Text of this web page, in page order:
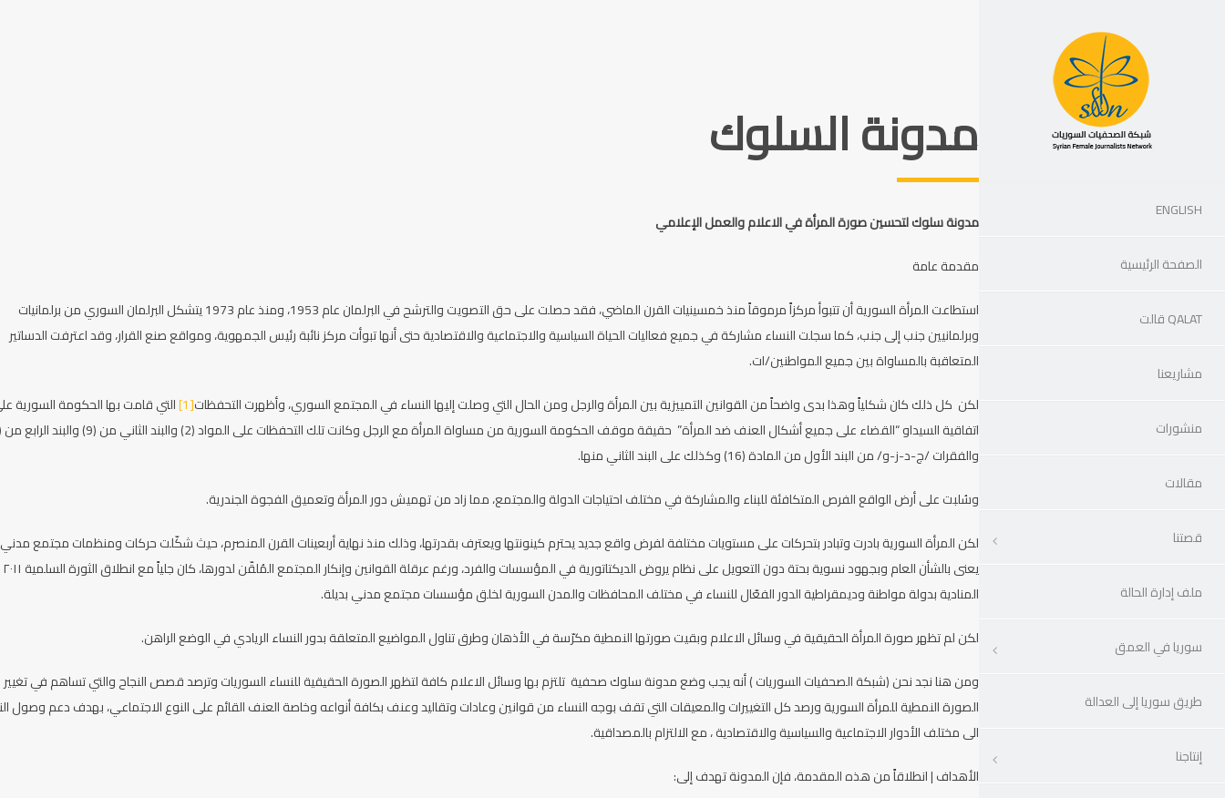
ENGLISH
الصفحة الرئيسية
QALAT قالت
مشاريعنا
منشورات
مقالات
قصتنا
ملف إدارة الحالة
سوريا في العمق
طريق سوريا إلى العدالة
إنتاجنا
مدونة السلوك
مدونة سلوك لتحسين صورة المرأة في الاعلام والعمل الإعلامي
مقدمة عامة
استطاعت المرأة السورية أن تتبوأ مركزاً مرموقاً منذ خمسينيات القرن الماضي، فقد حصلت على حق التصويت والترشح في البرلمان عام 1953، ومنذ عام 1973 يتشكل البرلمان السوري من برلمانيات
وبرلمانيين جنب إلى جنب، كما سجلت النساء مشاركة في جميع فعاليات الحياة السياسية والاجتماعية والاقتصادية حتى أنها تبوأت مركز نائبة رئيس الجمهوية، ومواقع صنع القرار، وقد اعترفت الدساتير
المتعاقبة بالمساواة بين جميع المواطنين/ات.
لكن كل ذلك كان شكلياً وهذا بدى واضحاً من القوانين التمييزية بين المرأة والرجل ومن الحال التي وصلت إليها النساء في المجتمع السوري، وأظهرت التحفظات[1] التي قامت بها الحكومة السورية
والفقرات /ج-د-ز-و/ من البند الأول من المادة (16) وكذلك على البند الثاني منها.
وسُلبت على أرض الواقع الفرص المتكافئة للبناء والمشاركة في مختلف احتياجات الدولة والمجتمع، مما زاد من تهميش دور المرأة وتعميق الفجوة الجندرية.
لكن المرأة السورية بادرت وتبادر بتحركات على مستويات مختلفة لفرض واقع جديد يحترم كينونتها ويعترف بقدرتها، وذلك منذ نهاية أربعينات القرن المنصرم، حيث شكّلت حركات ومنظمات مجتمع مدني
يعنى بالشأن العام وبجهود نسوية بحتة دون التعويل على نظام يروض الديكتاتورية في المؤسسات والفرد، ورغم عرقلة القوانين وإنكار المجتمع المُلقّن لدورها، كان جلياً مع انطلاق الثورة السلمية ٢٠١١
المنادية بدولة مواطنة وديمقراطية الدور الفعّال للنساء في مختلف المحافظات والمدن السورية لخلق مؤسسات مجتمع مدني بديلة.
لكن لم تظهر صورة المرأة الحقيقية في وسائل الاعلام وبقيت صورتها النمطية مكرّسة في الأذهان وطرق تناول المواضيع المتعلقة بدور النساء الريادي في الوضع الراهن.
ومن هنا نجد نحن (شبكة الصحفيات السوريات ) أنه يجب وضع مدونة سلوك صحفية تلتزم بها وسائل الاعلام كافة لتظهر الصورة الحقيقية للنساء السوريات وترصد قصص النجاح والتي تساهم في تغيير
الصورة النمطية للمرأة السورية ورصد كل التغييرات والمعيقات التي تقف بوجه النساء من قوانين وعادات وتقاليد وعنف بكافة أنواعه وخاصة العنف القائم على النوع الاجتماعي، بهدف دعم وصول
الى مختلف الأدوار الاجتماعية والسياسية والاقتصادية ، مع الالتزام بالمصداقية.
الأهداف | انطلاقاً من هذه المقدمة، فإن المدونة تهدف إلى: